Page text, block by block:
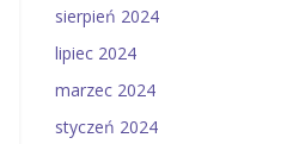
sierpień 2024
lipiec 2024
marzec 2024
styczeń 2024